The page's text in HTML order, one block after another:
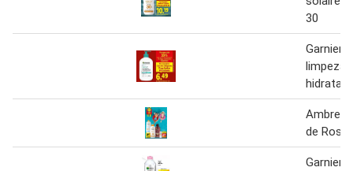
30
Garnier
limpeza
Ambre
de Rosto
Garnier